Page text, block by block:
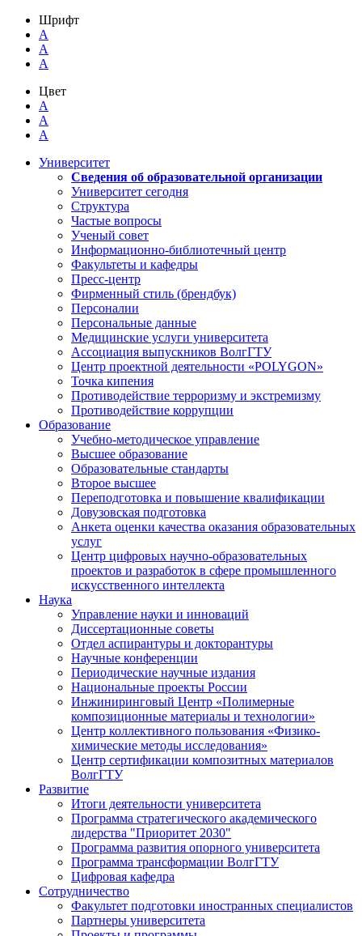
Шрифт
A
A
A
Цвет
A
A
A
Университет
Сведения об образовательной организации
Университет сегодня
Структура
Частые вопросы
Ученый совет
Информационно-библиотечный центр
Факультеты и кафедры
Пресс-центр
Фирменный стиль (брендбук)
Персоналии
Персональные данные
Медицинские услуги университета
Ассоциация выпускников ВолгГТУ
Центр проектной деятельности «POLYGON»
Точка кипения
Противодействие терроризму и экстремизму
Противодействие коррупции
Образование
Учебно-методическое управление
Высшее образование
Образовательные стандарты
Второе высшее
Переподготовка и повышение квалификации
Довузовская подготовка
Анкета оценки качества оказания образовательных
услуг
Центр цифровых научно-образовательных
проектов и разработок в сфере промышленного
искусственного интеллекта
Наука
Управление науки и инноваций
Диссертационные советы
Отдел аспирантуры и докторантуры
Научные конференции
Периодические научные издания
Национальные проекты России
Инжиниринговый Центр «Полимерные
композиционные материалы и технологии»
Центр коллективного пользования «Физико-
химические методы исследования»
Центр сертификации композитных материалов
ВолгГТУ
Развитие
Итоги деятельности университета
Программа стратегического академического
лидерства "Приоритет 2030"
Программа развития опорного университета
Программа трансформации ВолгГТУ
Цифровая кафедра
Сотрудничество
Факультет подготовки иностранных специалистов
Партнеры университета